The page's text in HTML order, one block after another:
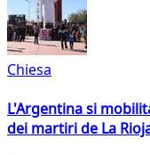
Chiesa
L'Argentina si
dei martiri de La